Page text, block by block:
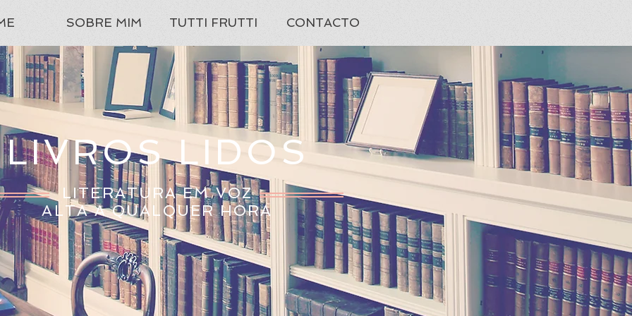
SOBRE MIM TUTTI FRUTTI CONTACTO
LIVROS LIDOS
LITERATURA EM VOZ
ALTA A QUALQUER HORA